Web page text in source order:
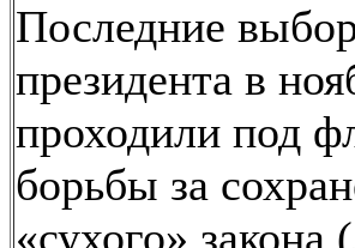
Последние
президента в
проходили под
борьбы за
«сухого» закона